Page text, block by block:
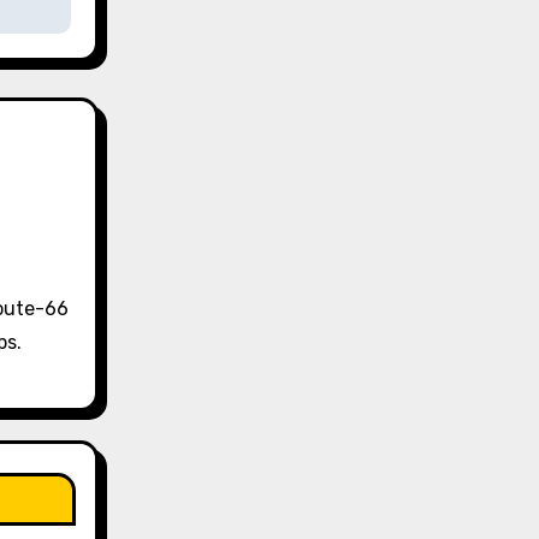
66